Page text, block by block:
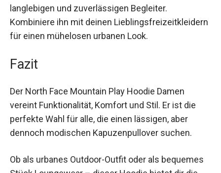
Die robuste Baumwolle und die hochwertige
Verarbeitung machen diesen Hoodie zu einem
langlebigen und zuverlässigen Begleiter.
Lieblingsfreizeitkleidern für einen mühelosen
Fazit
Der North Face Mountain Play Hoodie Damen
vereint Funktionalität, Komfort und Stil. Er ist die
perfekte Wahl für alle, die einen lässigen, aber